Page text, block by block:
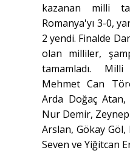
kazanan milli
Romanya'yı 3-0,
2 yendi. Finalde
olan milliler,
tamamladı.
Mehmet Can
Arda Doğaç
Nur Demir,
Arslan, Gökay
Seven ve Yiğitcan